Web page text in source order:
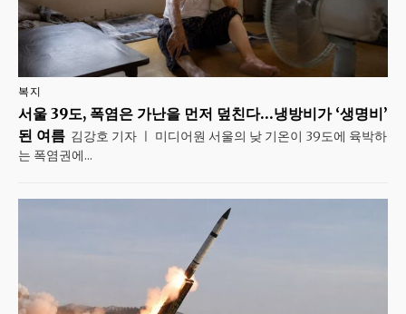
복지
서울 39도, 폭염은 가난을 먼저 덮친다…냉방비가 ‘생명비’
된 여름 김강호 기자 ㅣ 미디어원 서울의 낮 기온이 39도에 육박하
는 폭염권에...